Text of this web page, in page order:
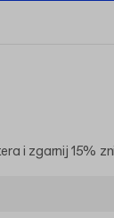
i zgarnij 15%